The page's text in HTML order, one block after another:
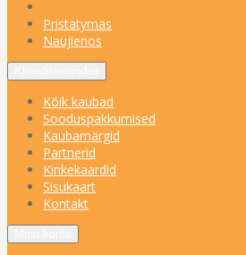
Pristatymas
Naujienos
Kõik kaubad
Sooduspakkumised
Kaubamärgid
Partnerid
Kinkekaardid
Sisukaart
Kontakt